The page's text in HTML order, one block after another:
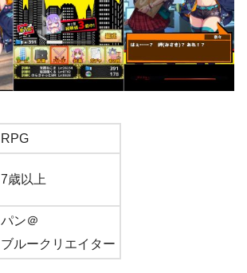
RPG
7歳以上
パン＠
ブルークリエイター